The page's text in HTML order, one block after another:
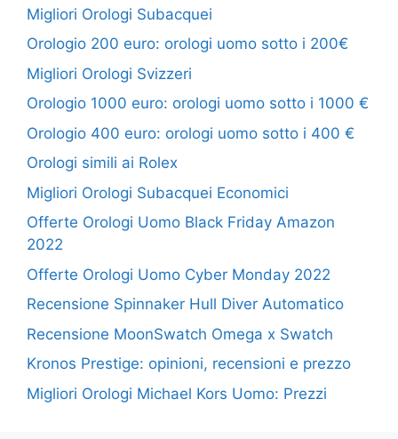
Migliori Orologi Subacquei
Orologio 200 euro: orologi uomo sotto i 200€
Migliori Orologi Svizzeri
Orologio 1000 euro: orologi uomo sotto i 1000 €
Orologio 400 euro: orologi uomo sotto i 400 €
Orologi simili ai Rolex
Migliori Orologi Subacquei Economici
Offerte Orologi Uomo Black Friday Amazon
2022
Offerte Orologi Uomo Cyber Monday 2022
Recensione Spinnaker Hull Diver Automatico
Recensione MoonSwatch Omega x Swatch
Kronos Prestige: opinioni, recensioni e prezzo
Migliori Orologi Michael Kors Uomo: Prezzi